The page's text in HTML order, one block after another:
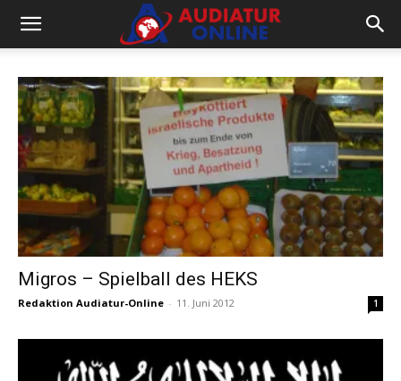
Migros – Spielball des HEKS
Redaktion Audiatur-Online - 11. Juni 2012 1